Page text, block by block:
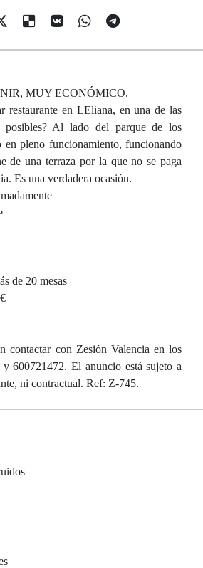
MUY ECONÓMICO.
restaurante en LEliana, en una de las
posibles? Al lado del parque de los
en pleno funcionamiento, funcionando
de una terraza por la que no se paga
Es una verdadera ocasión.
de 20 mesas
contactar con Zesión Valencia en los
600721472. El anuncio está sujeto a
ni contractual. Ref: Z-745.